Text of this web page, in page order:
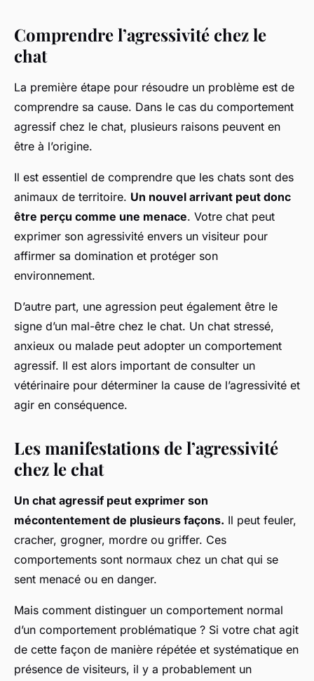
Comprendre l’agressivité chez le
chat
La première étape pour résoudre un problème est de
comprendre sa cause. Dans le cas du comportement
agressif chez le chat, plusieurs raisons peuvent en
être à l’origine.
Il est essentiel de comprendre que les chats sont des
animaux de territoire. Un nouvel arrivant peut donc
être perçu comme une menace. Votre chat peut
exprimer son agressivité envers un visiteur pour
affirmer sa domination et protéger son
environnement.
D’autre part, une agression peut également être le
signe d’un mal-être chez le chat. Un chat stressé,
anxieux ou malade peut adopter un comportement
agressif. Il est alors important de consulter un
vétérinaire pour déterminer la cause de l’agressivité et
agir en conséquence.
Les manifestations de l’agressivité
chez le chat
Un chat agressif peut exprimer son
mécontentement de plusieurs façons. Il peut feuler,
cracher, grogner, mordre ou griffer. Ces
comportements sont normaux chez un chat qui se
sent menacé ou en danger.
Mais comment distinguer un comportement normal
d’un comportement problématique ? Si votre chat agit
de cette façon de manière répétée et systématique en
présence de visiteurs, il y a probablement un